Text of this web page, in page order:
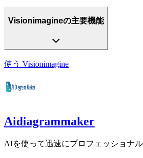
Visionimagineの主要機能
使う Visionimagine
Aidiagrammaker
AIを使って迅速にプロフェッショナ